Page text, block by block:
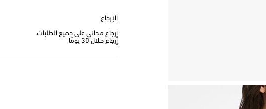
الإرجاع
إرجاع مجاني على جميع الطلبات.
إرجاع خلال 30 يومًا